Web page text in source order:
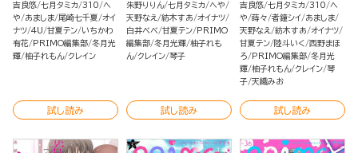
吉良悠 七月タミカ 310 へ
や
あましま 尾崎七千夏 オイ
ナツ 4U 甘夏テン いちかわ
有花
PRIMO編集部 冬月光
輝 柚子れもん クレイン
試し読み
朱野りりん 七月タミカ へや
天野なえ
紡木すあ オイナツ
白井べべ 甘夏テン
PRIMO
編集部 冬月光輝 柚子れも
ん クレイン 琴子
試し読み
吉良悠 七月タミカ 310 へ
や 蒔々 者鐘シイ あましま
天野なえ
紡木すあ オイナツ
甘夏テン 陸斗いく 西野まほ
ろ
PRIMO編集部 冬月光
輝 柚子れもん クレイン 琴
子 天織みお
試し読み